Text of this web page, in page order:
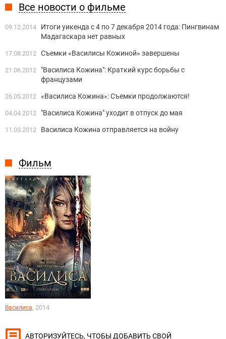
Фильм
Василиса, 2014
Все новости о фильме
09.12.2014
Итоги уикенда c 4 по 7 декабря 2014 года: Пингвинам
Мадагаскара нет равных
17.08.2012 Съемки «Василисы Кожиной» завершены
21.06.2012
"Василиса Кожина": Краткий курс борьбы с
французами
26.05.2012 «Василиса Кожина»: Съемки продолжаются!
04.04.2012 "Василиса Кожина" уходит в отпуск до мая
11.03.2012 Василиса Кожина отправляется на войну
АВТОРИЗУЙТЕСЬ, ЧТОБЫ ДОБАВИТЬ СВОЙ